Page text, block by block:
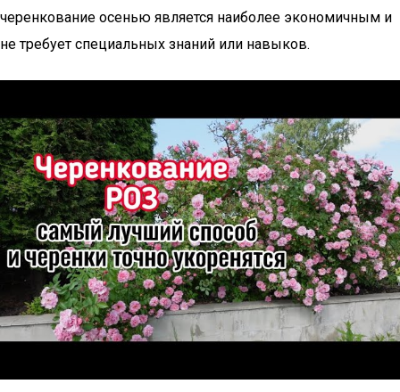
черенкование осенью является наиболее экономичным и
не требует специальных знаний или навыков.